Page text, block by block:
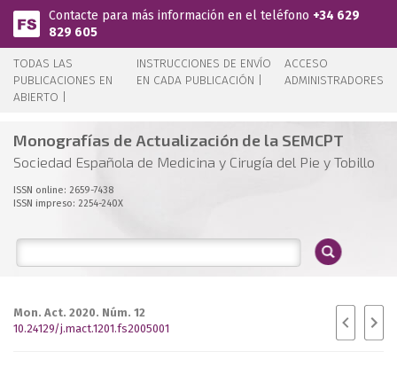
Pasar al contenido principal
Contacte para más información en el teléfono +34 629
829 605
TODAS LAS
PUBLICACIONES EN
ABIERTO |
INSTRUCCIONES DE ENVÍO
EN CADA PUBLICACIÓN |
ACCESO
ADMINISTRADORES
Monografías de Actualización de la SEMCPT
Sociedad Española de Medicina y Cirugía del Pie y Tobillo
ISSN online: 2659-7438
ISSN impreso: 2254-240X
Mon. Act. 2020. Núm. 12
10.24129/j.mact.1201.fs2005001